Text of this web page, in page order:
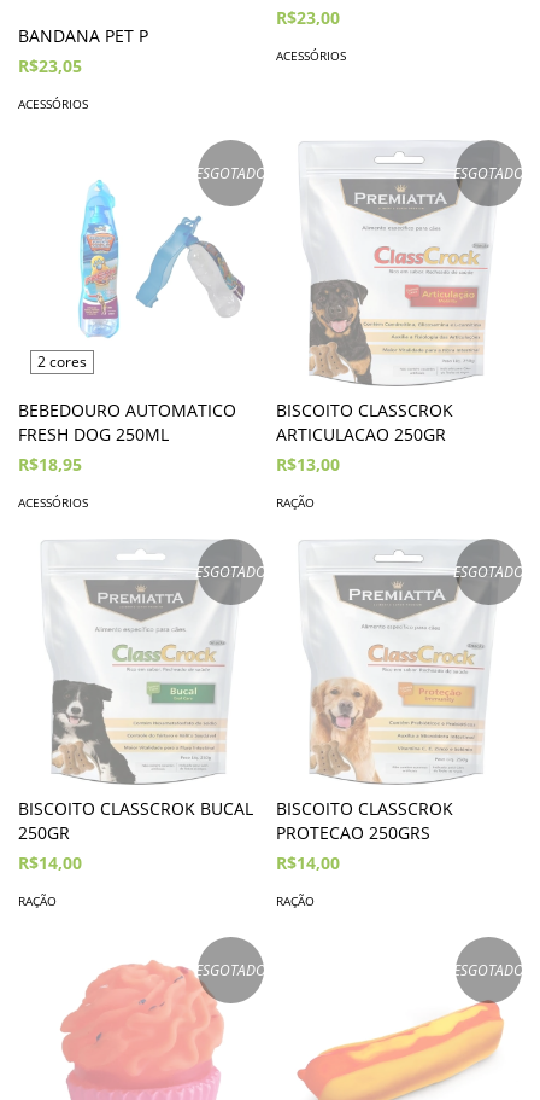
BANDANA PET P
R$23,05
ACESSÓRIOS
R$23,00
ACESSÓRIOS
ESGOTADO
2 cores
BEBEDOURO AUTOMATICO
FRESH DOG 250ML
R$18,95
ACESSÓRIOS
ESGOTADO
BISCOITO CLASSCROK
ARTICULACAO 250GR
R$13,00
RAÇÃO
ESGOTADO
BISCOITO CLASSCROK BUCAL
250GR
R$14,00
RAÇÃO
ESGOTADO
BISCOITO CLASSCROK
PROTECAO 250GRS
R$14,00
RAÇÃO
ESGOTADO ESGOTADO